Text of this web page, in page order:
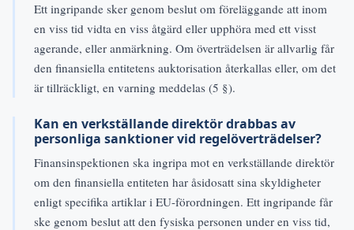
Ett ingripande sker genom beslut om föreläggande att inom
en viss tid vidta en viss åtgärd eller upphöra med ett visst
agerande, eller anmärkning. Om överträdelsen är allvarlig får
den finansiella entitetens auktorisation återkallas eller, om det
är tillräckligt, en varning meddelas (5 §).
Kan en verkställande direktör drabbas av
personliga sanktioner vid regelöverträdelser?
Finansinspektionen ska ingripa mot en verkställande direktör
om den finansiella entiteten har åsidosatt sina skyldigheter
enligt specifika artiklar i EU-förordningen. Ett ingripande får
ske genom beslut att den fysiska personen under en viss tid,